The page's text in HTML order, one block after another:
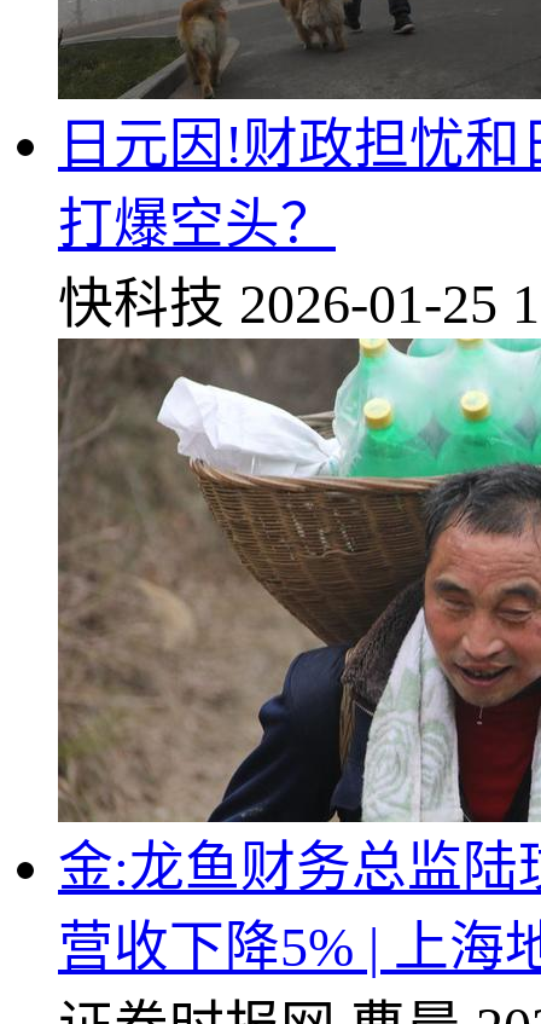
日元因!财政担忧
打爆空头？
快科技 2026-01-25
金:龙鱼财务总监陆
营收下降5% | 上海